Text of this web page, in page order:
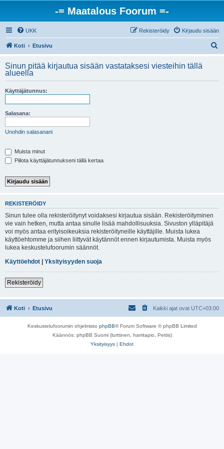
-= Maatalous Foorum =-
UKK Kirjaudu sisään
Rekisteröidy
Koti Etusivu
i
Sinun pitää kirjautua sisään vastataksesi viesteihin tällä
alueella
Käyttäjätunnus:
Salasana:
Unohdin salasanani
Muista minut
Piilota käyttäjätunnukseni tällä kertaa
REKISTERÖIDY
Sinun tulee olla rekisteröitynyt voidaksesi kirjautua sisään. Rekisteröityminen
vie vain hetken, mutta antaa sinulle lisää mahdollisuuksia. Sivuston ylläpitäjä
voi myös antaa erityisoikeuksia rekisteröityneille käyttäjille. Muista lukea
käyttöehtomme ja siihen liittyvät käytännöt ennen kirjautumista. Muista myös
lukea keskustelufoorumin säännöt.
Käyttöehdot | Yksityisyyden suoja
Rekisteröidy
Koti Etusivu Kaikki ajat ovat UTC+03:00
Keskustelufoorumin ohjelmisto phpBB® Forum Software © phpBB Limited
Käännös: phpBB Suomi (lurttinen, harritapio, Pettis)
Yksityisyys | Ehdot